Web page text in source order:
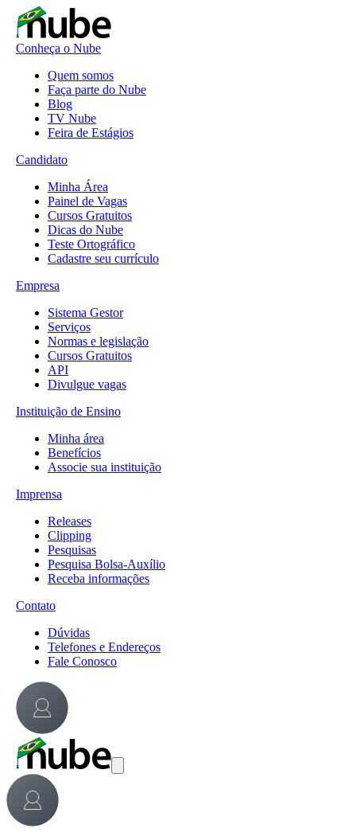
Conheça o Nube
Quem somos
Faça parte do Nube
Blog
TV Nube
Feira de Estágios
Candidato
Minha Área
Painel de Vagas
Cursos Gratuitos
Dicas do Nube
Teste Ortográfico
Cadastre seu currículo
Empresa
Sistema Gestor
Serviços
Normas e legislação
Cursos Gratuitos
API
Divulgue vagas
Instituição de Ensino
Minha área
Benefícios
Associe sua instituição
Imprensa
Releases
Clipping
Pesquisas
Pesquisa Bolsa-Auxílio
Receba informações
Contato
Dúvidas
Telefones e Endereços
Fale Conosco